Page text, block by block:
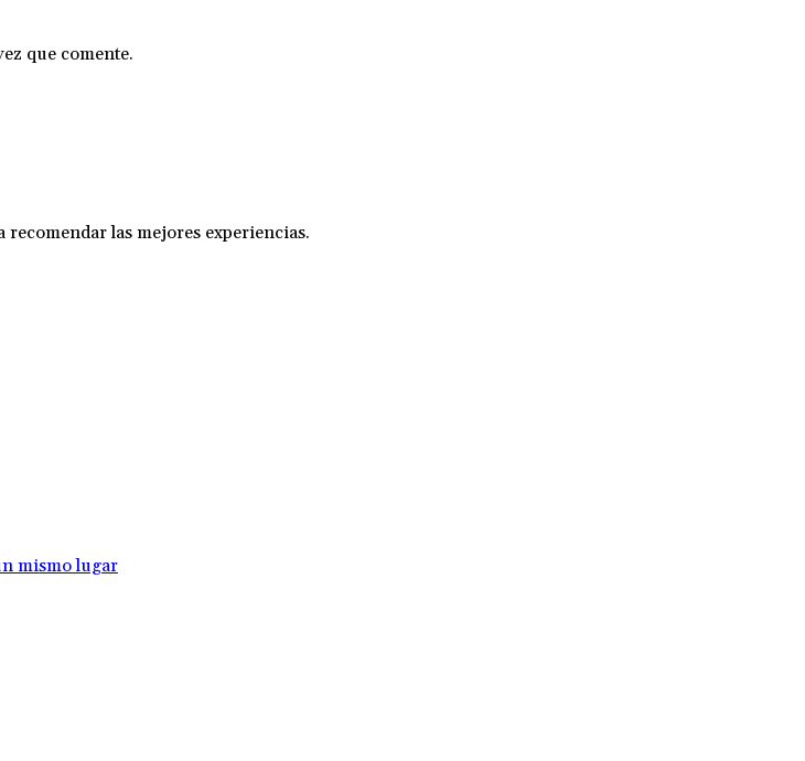
que comente.
recomendar las mejores experiencias.
mismo lugar